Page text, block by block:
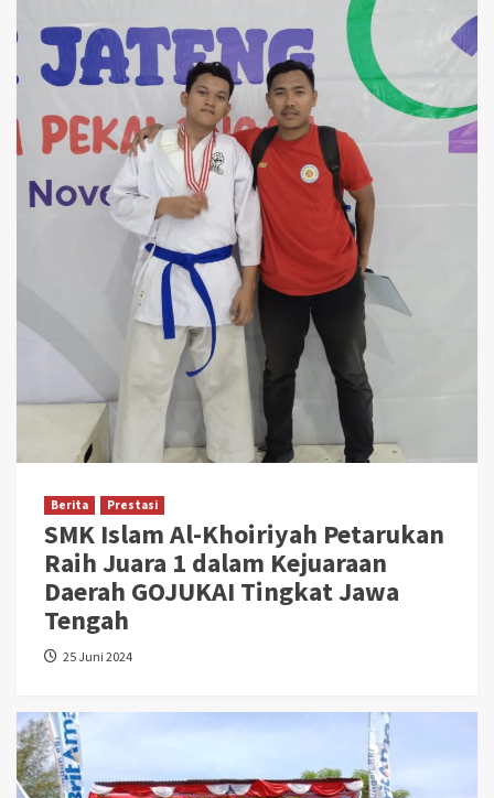
Berita Prestasi
SMK Islam Al-Khoiriyah Petarukan
Raih Juara 1 dalam Kejuaraan
Daerah GOJUKAI Tingkat Jawa
Tengah
25 Juni 2024